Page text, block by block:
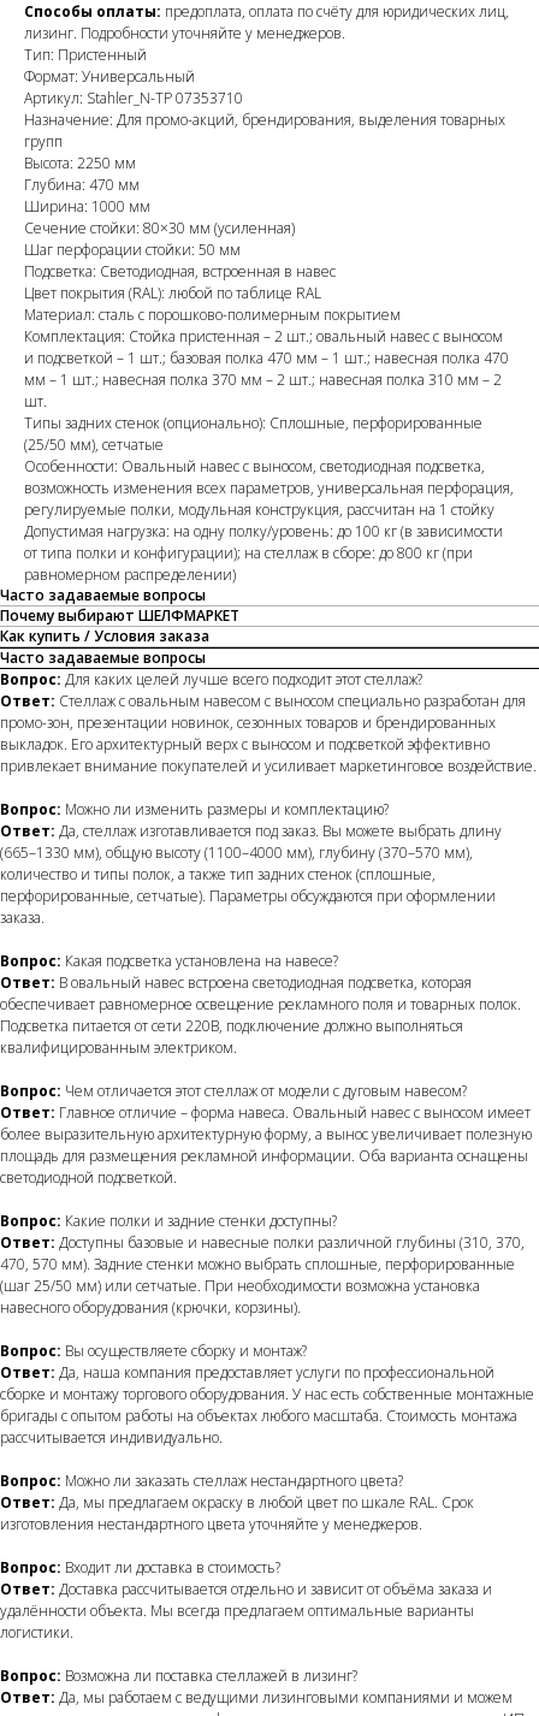
Способы оплаты: предоплата, оплата по счёту для юридических лиц,
лизинг. Подробности уточняйте у менеджеров.
Тип: Пристенный
Формат: Универсальный
Артикул: Stahler_N-TP 07353710
Назначение: Для промо-акций, брендирования, выделения товарных
групп
Высота: 2250 мм
Глубина: 470 мм
Ширина: 1000 мм
Сечение стойки: 80×30 мм (усиленная)
Шаг перфорации стойки: 50 мм
Подсветка: Светодиодная, встроенная в навес
Цвет покрытия (RAL): любой по таблице RAL
Материал: сталь с порошково-полимерным покрытием
Комплектация: Стойка пристенная – 2 шт.; овальный навес с выносом
и подсветкой – 1 шт.; базовая полка 470 мм – 1 шт.; навесная полка 470
мм – 1 шт.; навесная полка 370 мм – 2 шт.; навесная полка 310 мм – 2
шт.
Типы задних стенок (опционально): Сплошные, перфорированные
(25/50 мм), сетчатые
Особенности: Овальный навес с выносом, светодиодная подсветка,
возможность изменения всех параметров, универсальная перфорация,
регулируемые полки, модульная конструкция, рассчитан на 1 стойку
Допустимая нагрузка: на одну полку/уровень: до 100 кг (в зависимости
от типа полки и конфигурации); на стеллаж в сборе: до 800 кг (при
равномерном распределении)
Часто задаваемые вопросы
Почему выбирают ШЕЛФМАРКЕТ
Как купить / Условия заказа
Часто задаваемые вопросы
Вопрос: Для каких целей лучше всего подходит этот стеллаж?
Ответ: Стеллаж с овальным навесом с выносом специально разработан для
промо-зон, презентации новинок, сезонных товаров и брендированных
выкладок. Его архитектурный верх с выносом и подсветкой эффективно
привлекает внимание покупателей и усиливает маркетинговое воздействие.
Вопрос: Можно ли изменить размеры и комплектацию?
Ответ: Да, стеллаж изготавливается под заказ. Вы можете выбрать длину
(665–1330 мм), общую высоту (1100–4000 мм), глубину (370–570 мм),
количество и типы полок, а также тип задних стенок (сплошные,
перфорированные, сетчатые). Параметры обсуждаются при оформлении
заказа.
Вопрос: Какая подсветка установлена на навесе?
Ответ: В овальный навес встроена светодиодная подсветка, которая
обеспечивает равномерное освещение рекламного поля и товарных полок.
Подсветка питается от сети 220В, подключение должно выполняться
квалифицированным электриком.
Вопрос: Чем отличается этот стеллаж от модели с дуговым навесом?
Ответ: Главное отличие – форма навеса. Овальный навес с выносом имеет
более выразительную архитектурную форму, а вынос увеличивает полезную
площадь для размещения рекламной информации. Оба варианта оснащены
светодиодной подсветкой.
Вопрос: Какие полки и задние стенки доступны?
Ответ: Доступны базовые и навесные полки различной глубины (310, 370,
470, 570 мм). Задние стенки можно выбрать сплошные, перфорированные
(шаг 25/50 мм) или сетчатые. При необходимости возможна установка
навесного оборудования (крючки, корзины).
Вопрос: Вы осуществляете сборку и монтаж?
Ответ: Да, наша компания предоставляет услуги по профессиональной
сборке и монтажу торгового оборудования. У нас есть собственные монтажные
бригады с опытом работы на объектах любого масштаба. Стоимость монтажа
рассчитывается индивидуально.
Вопрос: Можно ли заказать стеллаж нестандартного цвета?
Ответ: Да, мы предлагаем окраску в любой цвет по шкале RAL. Срок
изготовления нестандартного цвета уточняйте у менеджеров.
Вопрос: Входит ли доставка в стоимость?
Ответ: Доставка рассчитывается отдельно и зависит от объёма заказа и
удалённости объекта. Мы всегда предлагаем оптимальные варианты
логистики.
Вопрос: Возможна ли поставка стеллажей в лизинг?
Ответ: Да, мы работаем с ведущими лизинговыми компаниями и можем